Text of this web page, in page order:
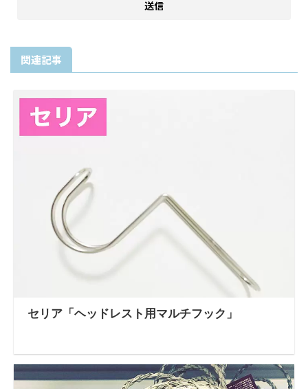
関連記事
セリア「ヘッドレスト用マルチフック」